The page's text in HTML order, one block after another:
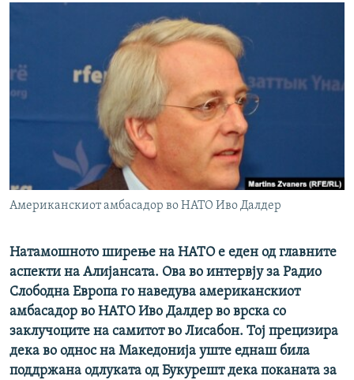
ПОДКАСТ ЗОШТО?
РСЕ веб страници
Американскиот амбасадор во НАТО Иво Далдер
Натамошното ширење на НАТО е еден од главните
аспекти на Алијансата. Ова во интервју за Радио
Слободна Европа го наведува американскиот
амбасадор во НАТО Иво Далдер во врска со
заклучоците на самитот во Лисабон. Тој прецизира
дека во однос на Македонија уште еднаш била
поддржана одлуката од Букурешт дека поканата за